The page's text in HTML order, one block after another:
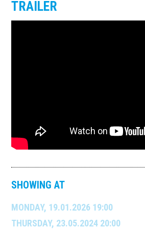
TRAILER
SHOWING AT
MONDAY, 19.01.2026 19:00
THURSDAY, 23.05.2024 20:00